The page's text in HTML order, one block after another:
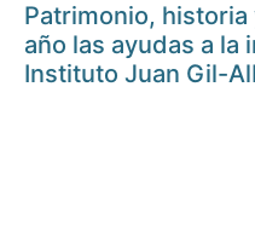
Patrimonio,
año las ayudas a la
Instituto Juan Gil-